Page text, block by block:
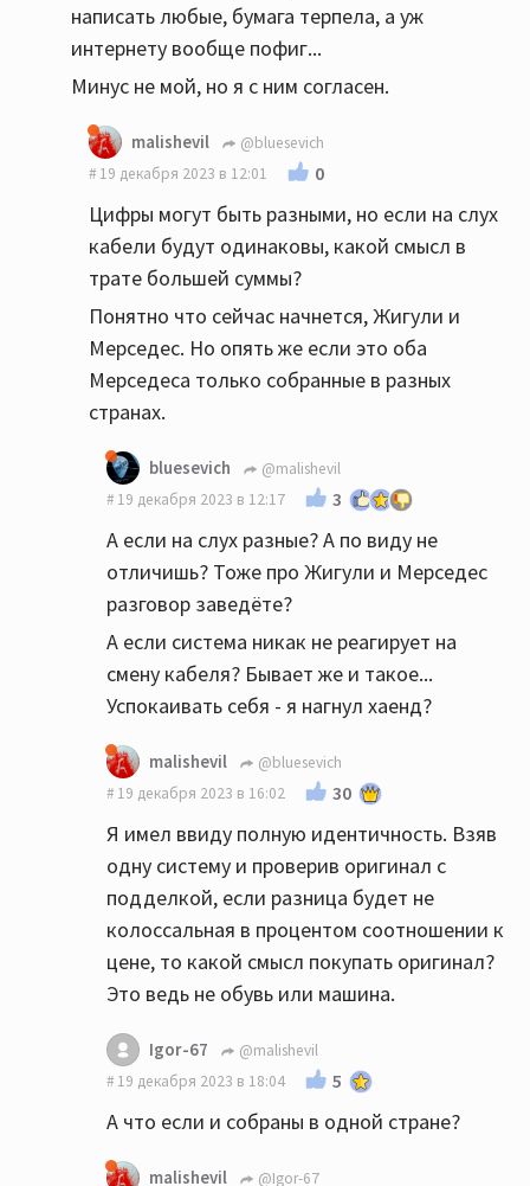
написать любые, бумага терпела, а уж
интернету вообще пофиг...
Минус не мой, но я с ним согласен.
malishevil
@bluesevich
19 декабря 2023 в 12:01
0
Цифры могут быть разными, но если на слух
кабели будут одинаковы, какой смысл в
трате большей суммы?
Понятно что сейчас начнется, Жигули и
Мерседес. Но опять же если это оба
Мерседеса только собранные в разных
странах.
bluesevich
@malishevil
19 декабря 2023 в 12:17
3
А если на слух разные? А по виду не
отличишь? Тоже про Жигули и Мерседес
разговор заведёте?
А если система никак не реагирует на
смену кабеля? Бывает же и такое...
Успокаивать себя - я нагнул хаенд?
malishevil
@bluesevich
19 декабря 2023 в 16:02
30
Я имел ввиду полную идентичность. Взяв
одну систему и проверив оригинал с
подделкой, если разница будет не
колоссальная в процентом соотношении к
цене, то какой смысл покупать оригинал?
Это ведь не обувь или машина.
Igor-67
@malishevil
19 декабря 2023 в 18:04
5
А что если и собраны в одной стране?
malishevil @Igor-67